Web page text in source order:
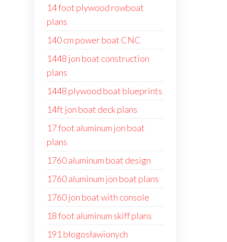
14 foot plywood rowboat
plans
140 cm power boat CNC
1448 jon boat construction
plans
1448 plywood boat blueprints
14ft jon boat deck plans
17 foot aluminum jon boat
plans
1760 aluminum boat design
1760 aluminum jon boat plans
1760 jon boat with console
18 foot aluminum skiff plans
191 błogosławionych